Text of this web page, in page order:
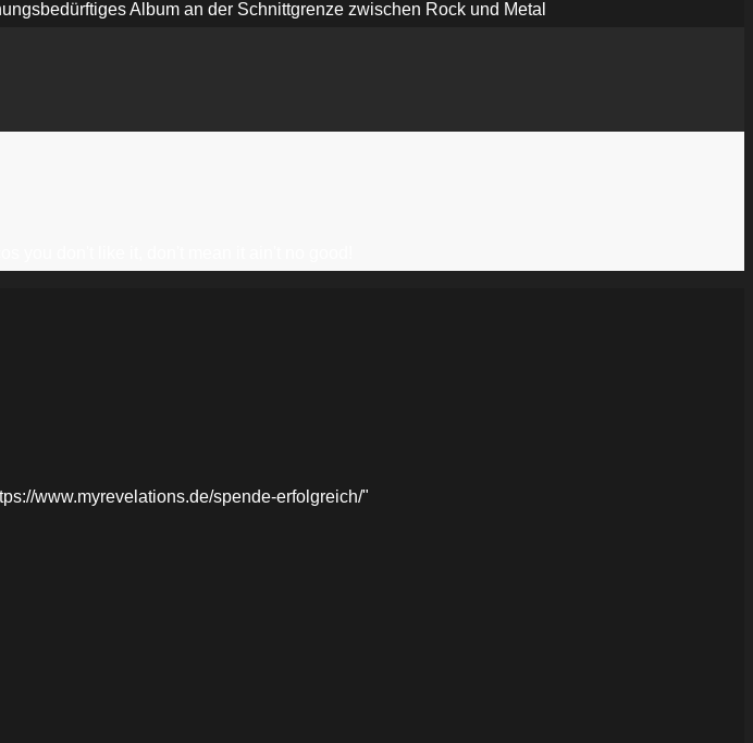
Album an der Schnittgrenze zwischen Rock und Metal
www.myrevelations.de/spende-erfolgreich/"